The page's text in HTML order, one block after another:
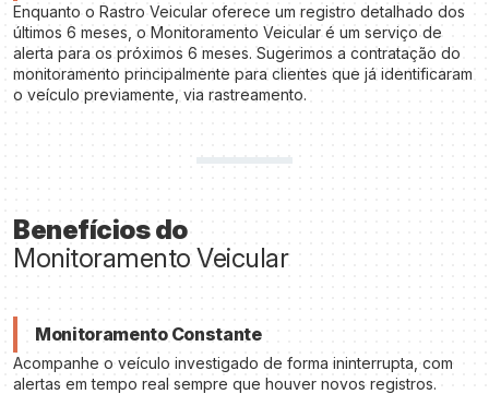
Enquanto o Rastro Veicular oferece um registro detalhado dos
últimos 6 meses, o Monitoramento Veicular é um serviço de
alerta para os próximos 6 meses. Sugerimos a contratação do
monitoramento principalmente para clientes que já identificaram
o veículo previamente, via rastreamento.
Benefícios do
Monitoramento Veicular
Monitoramento Constante
Acompanhe o veículo investigado de forma ininterrupta, com
alertas em tempo real sempre que houver novos registros.